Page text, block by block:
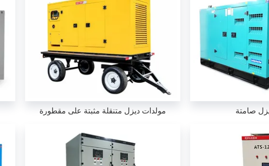
صامتة مولدات ديزل متنقلة مثبتة على مقطورة